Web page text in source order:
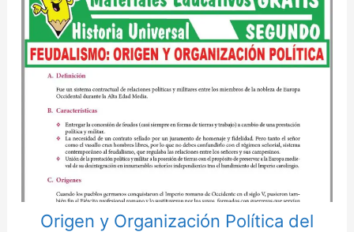
Origen y Organización Política del